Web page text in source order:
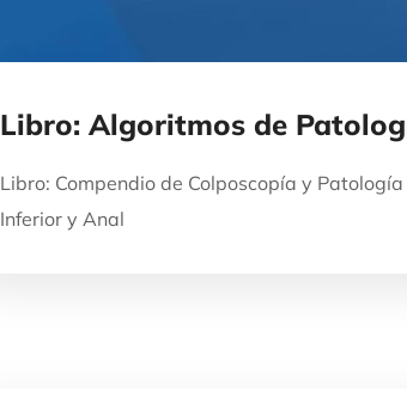
Libro: Algoritmos de
Libro: Compendio de Colposcopía y
Inferior y Anal